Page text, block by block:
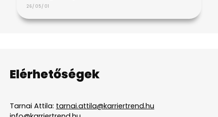
26/05/01
Elérhetőségek
Tarnai Attila: tarnai.attila@karriertrend.hu